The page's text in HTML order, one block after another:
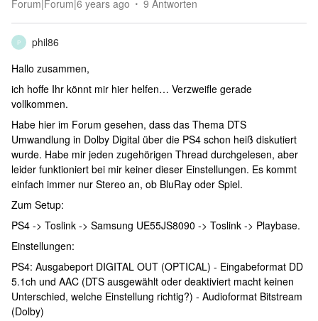
Forum|Forum|6 years ago 9 Antworten
P
phil86
Hallo zusammen,
ich hoffe Ihr könnt mir hier helfen… Verzweifle gerade
vollkommen.
Habe hier im Forum gesehen, dass das Thema DTS
Umwandlung in Dolby Digital über die PS4 schon heiß diskutiert
wurde. Habe mir jeden zugehörigen Thread durchgelesen, aber
leider funktioniert bei mir keiner dieser Einstellungen. Es kommt
einfach immer nur Stereo an, ob BluRay oder Spiel.
Zum Setup:
PS4 -> Toslink -> Samsung UE55JS8090 -> Toslink -> Playbase.
Einstellungen:
PS4: Ausgabeport DIGITAL OUT (OPTICAL) - Eingabeformat DD
5.1ch und AAC (DTS ausgewählt oder deaktiviert macht keinen
Unterschied, welche Einstellung richtig?) - Audioformat Bitstream
(Dolby)